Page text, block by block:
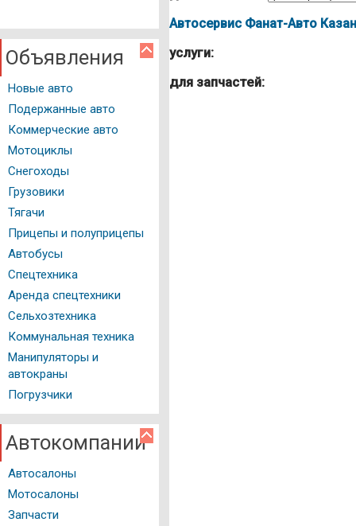
Объявления
Новые авто
Подержанные авто
Коммерческие авто
Мотоциклы
Снегоходы
Грузовики
Тягачи
Прицепы и полуприцепы
Автобусы
Спецтехника
Аренда спецтехники
Сельхозтехника
Коммунальная техника
Манипуляторы и
автокраны
Погрузчики
Автокомпании
Автосалоны
Мотосалоны
Запчасти
Автосервис Фанат-Авто
услуги:
для запчастей:
Автокредиты
Авто программы
Водительское удостоверение
ГИБДД Казань
Документация
Как это работает
Автомойки
Автостоянки
Автозаправочные станции
Нотариальные конторы
Регистрация ТС
Техосмотр
Мед. справка
Справочник мотоциклиста
История автомобиля
Авторейтинги